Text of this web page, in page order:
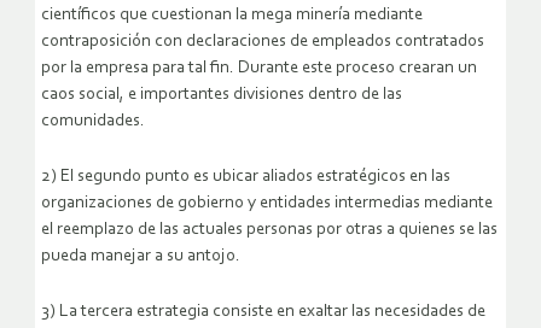
científicos que cuestionan la mega minería mediante
contraposición con declaraciones de empleados contratados
por la empresa para tal fin. Durante este proceso crearan un
caos social, e importantes divisiones dentro de las
comunidades.
2) El segundo punto es ubicar aliados estratégicos en las
organizaciones de gobierno y entidades intermedias mediante
el reemplazo de las actuales personas por otras a quienes se las
pueda manejar a su antojo.
3) La tercera estrategia consiste en exaltar las necesidades de